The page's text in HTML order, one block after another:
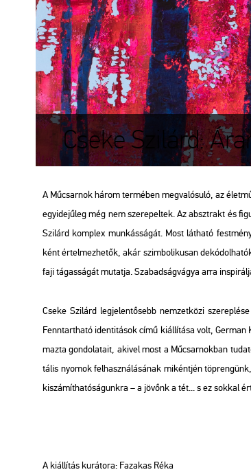
Cseke Szilárd:
A Mű­csar­nok három ter­mé­ben meg­va­ló­su­ló, az
egy­ide­jű­leg még nem sze­re­pel­tek. Az abszt­rakt és
Szi­lárd komp­lex mun­kás­sá­gát. Most lát­ha­tó
ként ér­tel­mez­he­tők, akár szim­bo­li­ku­san
fa­ji tá­gas­sá­gát mu­tat­ja. Sza­bad­ság­vá­gya arra
Cseke Szi­lárd leg­je­len­tő­sebb nem­zet­kö­zi
Fenn­tart­ha­tó iden­ti­tá­sok című ki­ál­lí­tá­sa volt,
maz­ta gon­do­la­ta­it, aki­vel most a Mű­csar­nok­ban
tá­lis nyo­mok fel­hasz­ná­lá­sá­nak mi­ként­jén
ki­szá­mít­ha­tó­sá­gunk­ra – a jö­vőnk a tét... s ez sok­kal
A ki­ál­lí­tás ku­rá­to­ra: Fa­za­kas Réka